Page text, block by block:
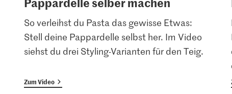
So verleihst du Pasta das gewisse Etwas:
Stell deine Pappardelle selbst her. Im Video
siehst du drei Styling-Varianten für den Teig.
Zum Video